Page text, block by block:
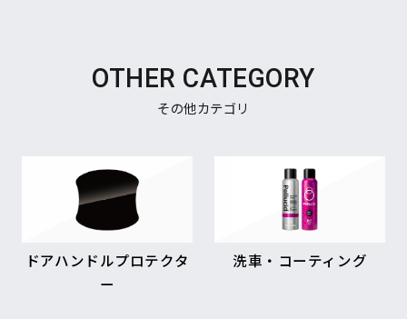
OTHER CATEGORY
その他カテゴリ
ドアハンドルプロテクタ
ー
洗車・コーティング